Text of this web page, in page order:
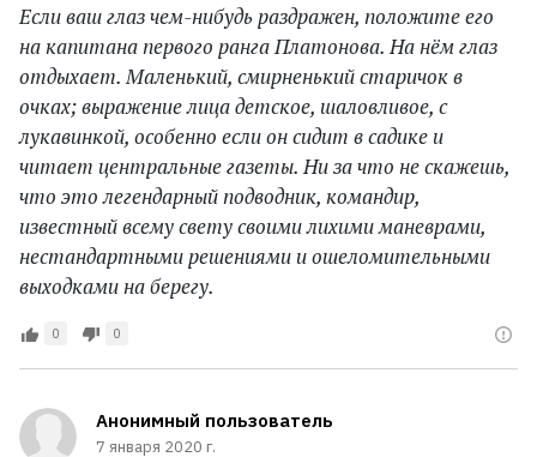
Если ваш глаз чем-нибудь раздражен, положите его
на капитана первого ранга Платонова. На нём глаз
отдыхает. Маленький, смирненький старичок в
очках; выражение лица детское, шаловливое, с
лукавинкой, особенно если он сидит в садике и
читает центральные газеты. Ни за что не скажешь,
что это легендарный подводник, командир,
известный всему свету своими лихими маневрами,
нестандартными решениями и ошеломительными
выходками на берегу.
0 0
Анонимный пользователь
7 января 2020 г.